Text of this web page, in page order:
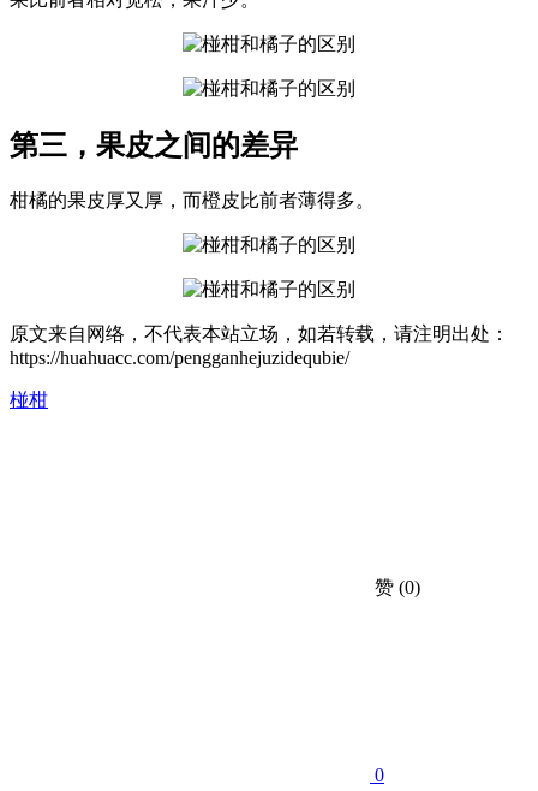
第三，果皮之间的差异
柑橘的果皮厚又厚，而橙皮比前者薄得多。
原文来自网络，不代表本站立场，如若转载，请注明出处：
https://huahuacc.com/pengganhejuzidequbie/
椪柑
赞 (0)
0